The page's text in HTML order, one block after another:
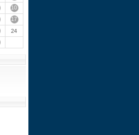
10
17
24